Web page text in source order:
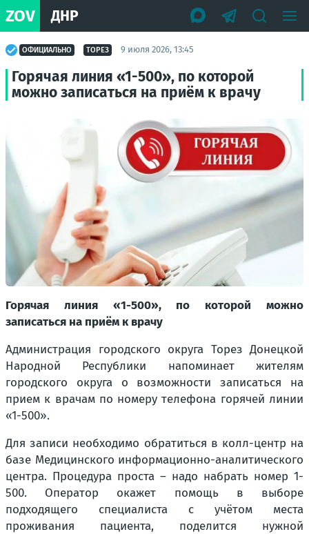
ZOV ДНР
ОФИЦИАЛЬНО ТОРЕЗ 9 июля 2026, 13:45
Горячая линия «1-500», по которой
можно записаться на приём к врачу
Горячая линия «1-500», по которой можно
записаться на приём к врачу
Администрация городского округа Торез Донецкой
Народной Республики напоминает жителям
городского округа о возможности записаться на
прием к врачам по номеру телефона горячей линии
«1-500».
Для записи необходимо обратиться в колл-центр на
базе Медицинского информационно-аналитического
центра. Процедура проста – надо набрать номер 1-
500. Оператор окажет помощь в выборе
подходящего специалиста с учётом места
проживания пациента, поделится нужной